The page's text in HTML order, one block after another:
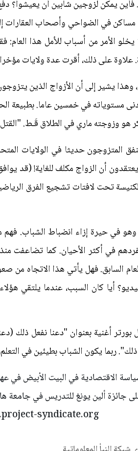
شراء مساكن في الضواحي وأصحاب
لا يخلو الأمر من أسباب للأمل هذا
يشير إلى أن الأزواج الذين
إلى أدنى مستوياته في خمسين عاما.
يعتقدون أن الزواج مكلف للغاية!
تحت لافتات تشجيع الفرق
وهو في حيرة إزاء انضباط الشباب.
السابق. فهل يأتي هذا الاتجاه من
أيا كان السبب، عندما يلتقي
أغنية بعنوان "دعنا نفعل ذلك
ربما يكون الشباب بطيئين في
الاقتصادية في البيت الأبيض
syndicate.org/